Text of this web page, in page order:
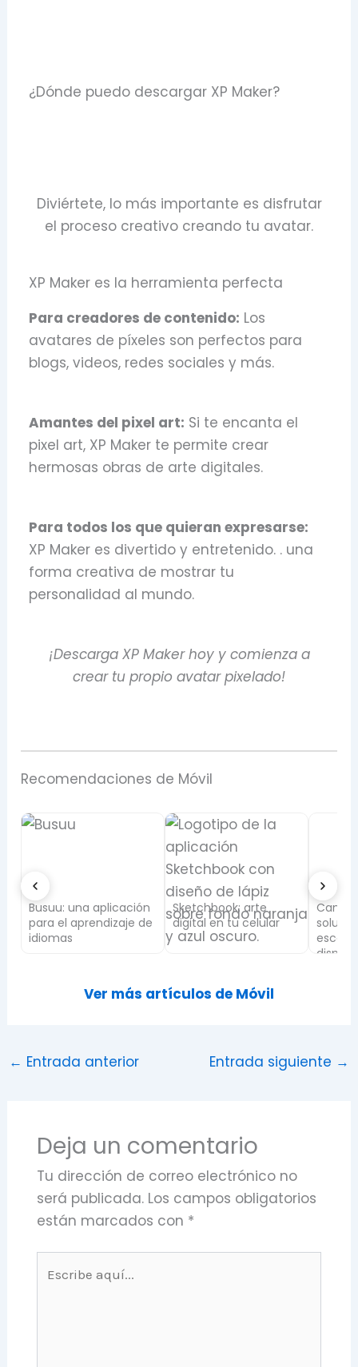
¿Dónde puedo descargar XP Maker?
Diviértete, lo más importante es disfrutar
el proceso creativo creando tu avatar.
XP Maker es la herramienta perfecta
Para creadores de contenido: Los
avatares de píxeles son perfectos para
blogs, videos, redes sociales y más.
Amantes del pixel art: Si te encanta el
pixel art, XP Maker te permite crear
hermosas obras de arte digitales.
Para todos los que quieran expresarse:
XP Maker es divertido y entretenido. . una
forma creativa de mostrar tu
personalidad al mundo.
¡Descarga XP Maker hoy y comienza a
crear tu propio avatar pixelado!
Recomendaciones de Móvil
Busuu: una aplicación
para el aprendizaje de
idiomas
Sketchbook: arte
digital en tu celular
Ver más artículos de Móvil
← Entrada anterior Entrada siguiente →
Deja un comentario
Tu dirección de correo electrónico no
será publicada. Los campos obligatorios
están marcados con *
aquí...